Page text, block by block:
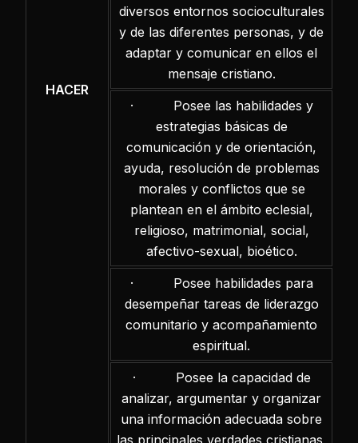
HACER
diversos entornos socioculturales
y de las diferentes personas, y de
adaptar y comunicar en ellos el
mensaje cristiano.
· Posee las habilidades y
estrategias básicas de
comunicación y de orientación,
ayuda, resolución de problemas
morales y conflictos que se
plantean en el ámbito eclesial,
religioso, matrimonial, social,
afectivo-sexual, bioético.
· Posee habilidades para
desempeñar tareas de liderazgo
comunitario y acompañamiento
espiritual.
· Posee la capacidad de
analizar, argumentar y organizar
una información adecuada sobre